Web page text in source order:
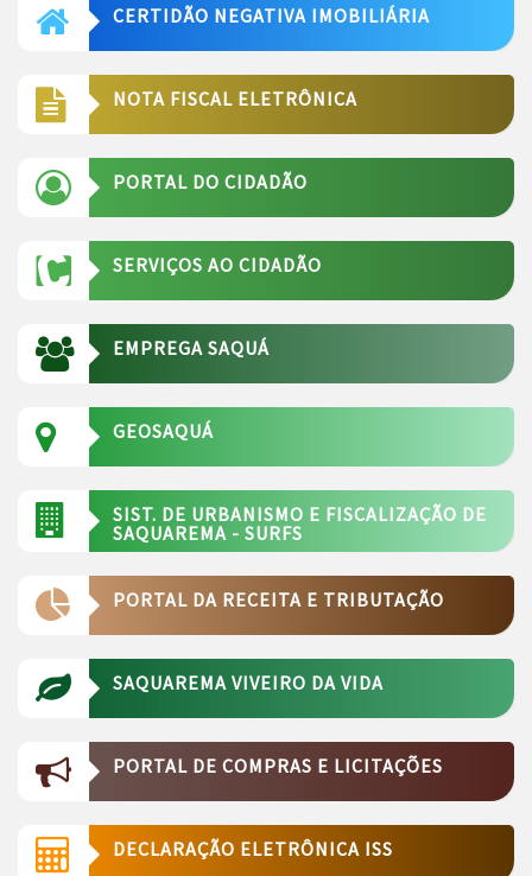
CERTIDÃO NEGATIVA IMOBILIÁRIA
NOTA FISCAL ELETRÔNICA
PORTAL DO CIDADÃO
SERVIÇOS AO CIDADÃO
EMPREGA SAQUÁ
GEOSAQUÁ
SIST. DE URBANISMO E FISCALIZAÇÃO DE
SAQUAREMA - SURFS
PORTAL DA RECEITA E TRIBUTAÇÃO
SAQUAREMA VIVEIRO DA VIDA
PORTAL DE COMPRAS E LICITAÇÕES
DECLARAÇÃO ELETRÔNICA ISS